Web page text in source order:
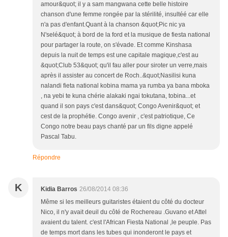
amour&quot; il y a sam mangwana cette belle histoire
chanson d'une femme rongée par la stérilité, insultéé car elle
n'a pas d'enfant.Quant à la chanson &quot;Pic nic ya
N'selé&quot; à bord de la ford et la musique de fiesta national
pour partager la route, on s'évade. Et comme Kinshasa
depuis la nuit de temps est une capitale magique,c'est au
&quot;Club 53&quot; qu'il fau aller pour siroter un verre,mais
après il assister au concert de Roch..&quot;Nasilisi kuna
nalandi fieta national kobina mama ya rumba ya bana mboka
, na yebi te kuna chérie alakaki ngai tokutana, tobina...et
quand il son pays c'est dans&quot; Congo Avenir&quot; et
cest de la prophétie. Congo avenir , c'est patriotique, Ce
Congo notre beau pays chanté par un fils digne appelé
Pascal Tabu.
Répondre
K Kidia Barros 26/08/2014 08:36
Même si les meilleurs guitaristes étaient du côté du docteur
Nico, il n'y avait deuil du côté de Rochereau .Guvano et Attel
avaient du talent. c'est l'African Fiesta National ,le peuple. Pas
de temps mort dans les tubes qui inonderont le pays et